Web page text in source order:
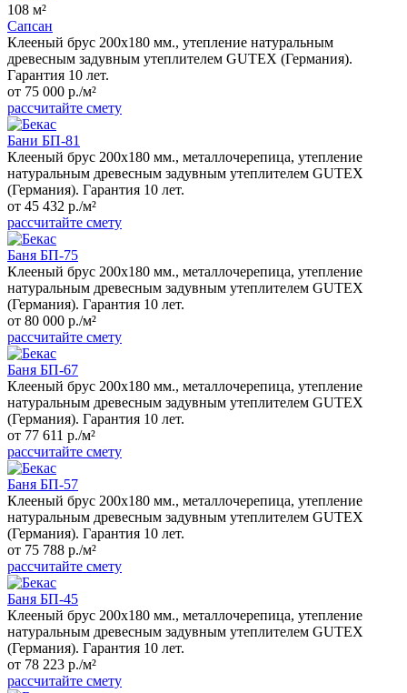
108 м²
Сапсан
Клееный брус 200x180 мм., утепление натуральным
древесным задувным утеплителем GUTEX (Германия).
Гарантия 10 лет.
от 75 000 р./м²
рассчитайте смету
Бани БП-81
Клееный брус 200x180 мм., металлочерепица, утепление
натуральным древесным задувным утеплителем GUTEX
(Германия). Гарантия 10 лет.
от 45 432 р./м²
рассчитайте смету
Баня БП-75
Клееный брус 200x180 мм., металлочерепица, утепление
натуральным древесным задувным утеплителем GUTEX
(Германия). Гарантия 10 лет.
от 80 000 р./м²
рассчитайте смету
Баня БП-67
Клееный брус 200x180 мм., металлочерепица, утепление
натуральным древесным задувным утеплителем GUTEX
(Германия). Гарантия 10 лет.
от 77 611 р./м²
рассчитайте смету
Баня БП-57
Клееный брус 200x180 мм., металлочерепица, утепление
натуральным древесным задувным утеплителем GUTEX
(Германия). Гарантия 10 лет.
от 75 788 р./м²
рассчитайте смету
Баня БП-45
Клееный брус 200x180 мм., металлочерепица, утепление
натуральным древесным задувным утеплителем GUTEX
(Германия). Гарантия 10 лет.
от 78 223 р./м²
рассчитайте смету